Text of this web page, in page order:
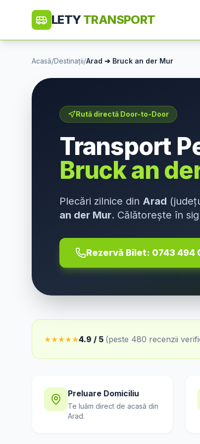
LETYTRANSPORT
Acasă/Destinații/Arad ➔ Bruck an der Mur
Rută directă Door-to-Door
Transport
Bruck an
Plecări zilnice din Arad
an der Mur. Călătorește în
Rezervă Bilet: 0743 494
★★★★★4.9 / 5 (peste 480 recenzii
Preluare Domiciliu
Te luăm direct de acasă din
Arad.